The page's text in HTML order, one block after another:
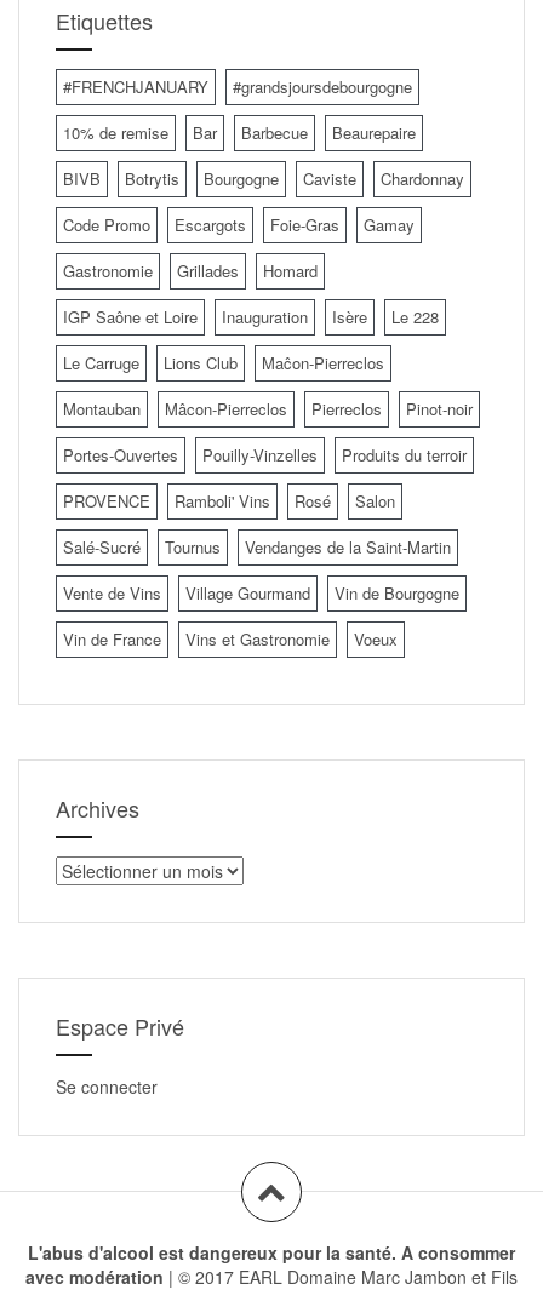
Etiquettes
#FRENCHJANUARY
#grandsjoursdebourgogne
10% de remise
Bar Barbecue
Beaurepaire
BIVB
Botrytis Bourgogne Caviste
Chardonnay
Code Promo
Escargots Foie-Gras
Gamay
Gastronomie
Grillades
Homard
IGP Saône et Loire
Inauguration Isère
Le 228
Le Carruge
Lions Club
Maĉon-Pierreclos
Montauban
Mâcon-Pierreclos Pierreclos
Pinot-noir
Portes-Ouvertes
Pouilly-Vinzelles
Produits du terroir
PROVENCE
Ramboli' Vins Rosé
Salon
Salé-Sucré
Tournus
Vendanges de la Saint-Martin
Vente de Vins
Village Gourmand
Vin de Bourgogne
Vin de France
Vins et Gastronomie Voeux
Archives
Archives
Espace Privé
Se connecter
L'abus d'alcool est dangereux pour la santé. A consommer
avec modération | © 2017 EARL Domaine Marc Jambon et Fils